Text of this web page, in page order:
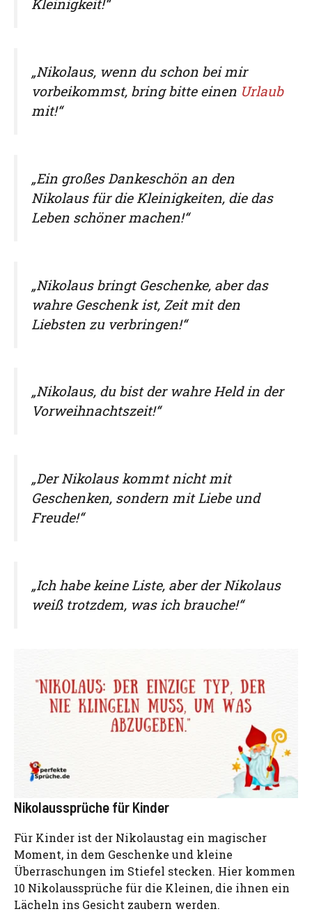
Kleinigkeit!“
„Nikolaus, wenn du schon bei mir
vorbeikommst, bring bitte einen Urlaub
mit!“
„Ein großes Dankeschön an den
Nikolaus für die Kleinigkeiten, die das
Leben schöner machen!“
„Nikolaus bringt Geschenke, aber das
wahre Geschenk ist, Zeit mit den
Liebsten zu verbringen!“
„Nikolaus, du bist der wahre Held in der
Vorweihnachtszeit!“
„Der Nikolaus kommt nicht mit
Geschenken, sondern mit Liebe und
Freude!“
„Ich habe keine Liste, aber der Nikolaus
weiß trotzdem, was ich brauche!“
Nikolaussprüche für Kinder
Für Kinder ist der Nikolaustag ein magischer
Moment, in dem Geschenke und kleine
Überraschungen im Stiefel stecken. Hier kommen
10 Nikolaussprüche für die Kleinen, die ihnen ein
Lächeln ins Gesicht zaubern werden.